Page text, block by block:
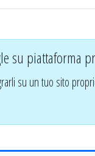
su piattaforma
su un tuo sito